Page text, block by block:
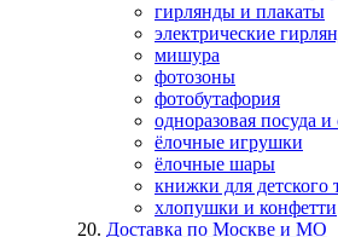
гирлянды и плакаты
электрические
мишура
фотозоны
фотобутафория
одноразовая посуда и
ёлочные игрушки
ёлочные шары
книжки для детского
хлопушки и конфетти
Доставка по Москве и МО